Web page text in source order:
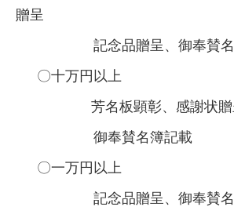
贈呈
記念品贈呈、御奉賛名
〇十万円以上
芳名板顕彰、感謝状贈呈
御奉賛名簿記載
〇一万円以上
記念品贈呈、御奉賛名